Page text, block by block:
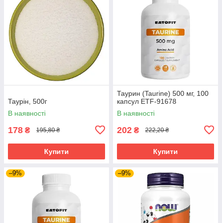
Таурін, 500г
В наявності
178 ₴ 195,80 ₴
Купити
Таурин (Taurine) 500 мг, 100
капсул ETF-91678
В наявності
202 ₴ 222,20 ₴
Купити
–9% –9%